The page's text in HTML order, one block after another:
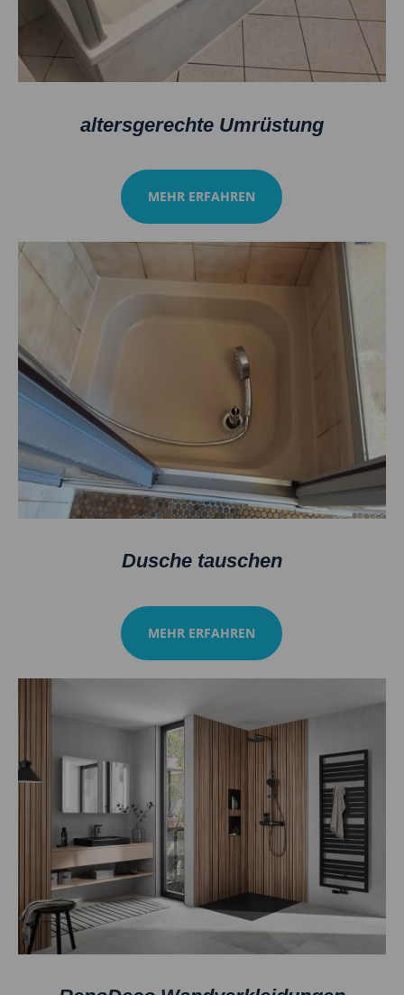
altersgerechte Umrüstung
MEHR ERFAHREN
Dusche tauschen
MEHR ERFAHREN